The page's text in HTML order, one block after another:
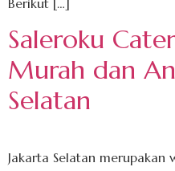
Saleroku
Murah dan
Selatan
Jakarta Selatan